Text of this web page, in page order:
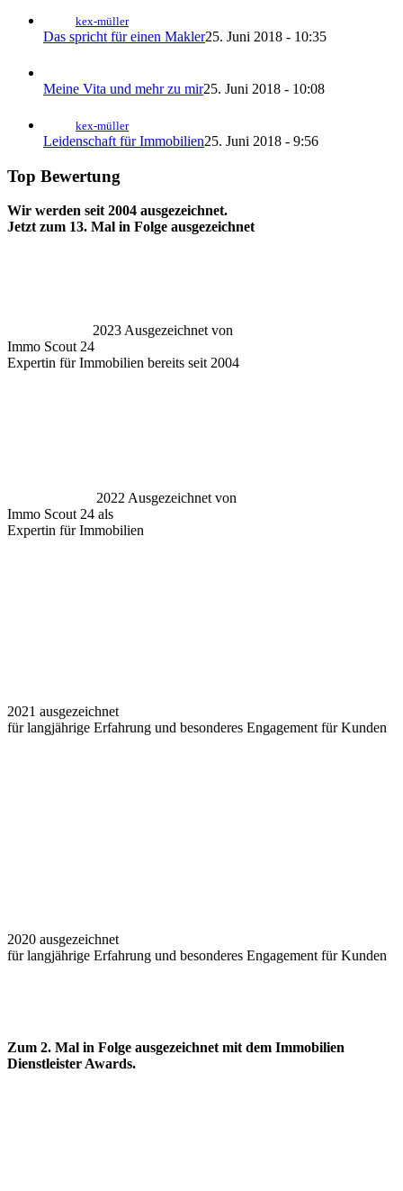
kex-müller
Das spricht für einen Makler25. Juni 2018 - 10:35
Meine Vita und mehr zu mir25. Juni 2018 - 10:08
kex-müller
Leidenschaft für Immobilien25. Juni 2018 - 9:56
Top Bewertung
Wir werden seit 2004 ausgezeichnet.
Jetzt zum 13. Mal in Folge ausgezeichnet
2023 Ausgezeichnet von
Immo Scout 24
Expertin für Immobilien bereits seit 2004
2022 Ausgezeichnet von
Immo Scout 24 als
Expertin für Immobilien
2021 ausgezeichnet
für langjährige Erfahrung und besonderes Engagement für Kunden
2020 ausgezeichnet
für langjährige Erfahrung und besonderes Engagement für Kunden
Zum 2. Mal in Folge ausgezeichnetmit dem Immobilien
Dienstleister Awards.